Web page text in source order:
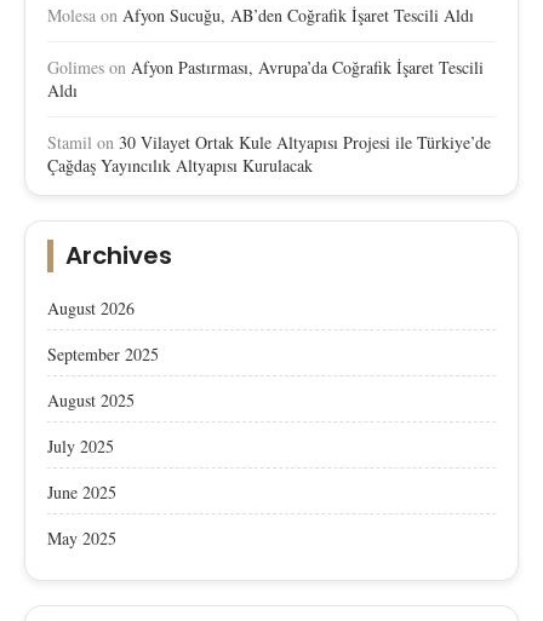
Molesa on Afyon Sucuğu, AB’den Coğrafik İşaret Tescili Aldı
Golimes on Afyon Pastırması, Avrupa’da Coğrafik İşaret Tescili
Aldı
Stamil on 30 Vilayet Ortak Kule Altyapısı Projesi ile Türkiye’de
Çağdaş Yayıncılık Altyapısı Kurulacak
Archives
August 2026
September 2025
August 2025
July 2025
June 2025
May 2025